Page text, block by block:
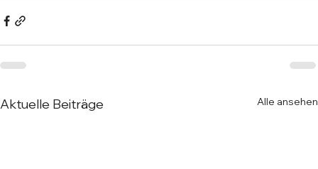
Aktuelle Beiträge Alle ansehen